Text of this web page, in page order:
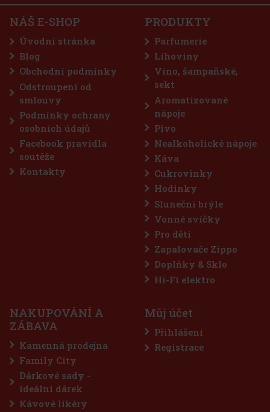
a
262 Kč
10%
Akce
ukrývá
Kč
NÁŠ E-SHOP
Úvodní stránka
Blog
Obchodní podmínky
Odstroupení od
smlouvy
Podmínky ochrany
osobních údajů
Facebook pravidla
soutěže
Kontakty
PRODUKTY
Parfumerie
Lihoviny
Víno, šampaňské,
sekt
Aromatizované
nápoje
Pivo
Nealkoholické nápoje
Káva
Cukrovinky
Hodinky
Sluneční brýle
Vonné svíčky
Pro děti
Zapalovače Zippo
Doplňky & Sklo
Hi-Fi elektro
NAKUPOVÁNÍ A
ZÁBAVA
Kamenná prodejna
Family City
Dárkové sady -
ideální dárek
Kávové likéry
Můj účet
Přihlášení
Registrace